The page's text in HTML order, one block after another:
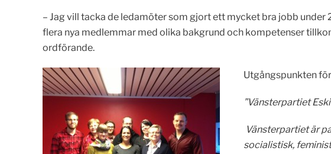
– Jag vill tacka de ledamöter som gjort ett mycket bra jobb
flera nya medlemmar med olika bakgrund och kompetenser
ordförande.
Utgångspunkten
”Vänsterpartiet
Vänsterpartiet är
socialistisk,